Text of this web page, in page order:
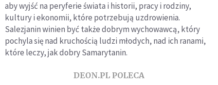
aby wyjść na peryferie świata i historii, pracy i rodziny,
kultury i ekonomii, które potrzebują uzdrowienia.
Salezjanin winien być także dobrym wychowawcą, który
pochyla się nad kruchością ludzi młodych, nad ich ranami,
które leczy, jak dobry Samarytanin.
DEON.PL POLECA